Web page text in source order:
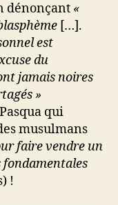
dénonçant «
[…].
est
du
jamais noires
»
qui
musulmans
faire vendre un
fondamentales
!